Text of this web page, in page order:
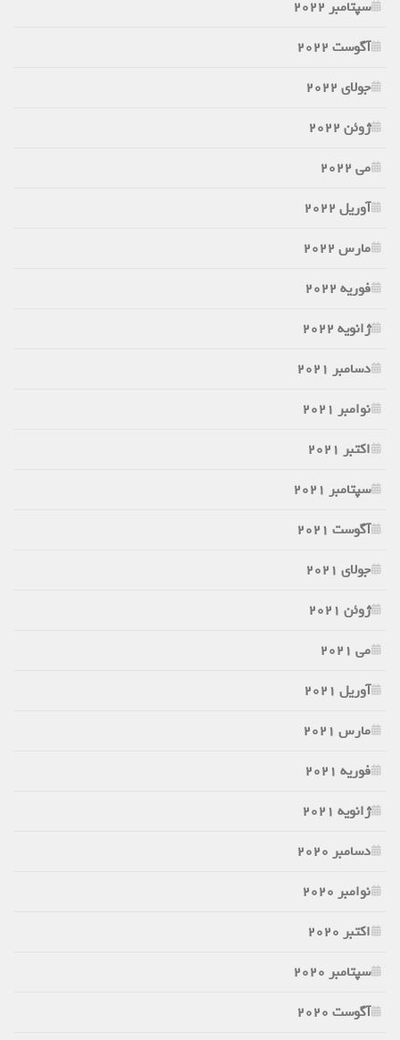
سپتامبر 2022
آگوست 2022
جولای 2022
ژوئن 2022
می 2022
آوریل 2022
مارس 2022
فوریه 2022
ژانویه 2022
دسامبر 2021
نوامبر 2021
اکتبر 2021
سپتامبر 2021
آگوست 2021
جولای 2021
ژوئن 2021
می 2021
آوریل 2021
مارس 2021
فوریه 2021
ژانویه 2021
دسامبر 2020
نوامبر 2020
اکتبر 2020
سپتامبر 2020
آگوست 2020